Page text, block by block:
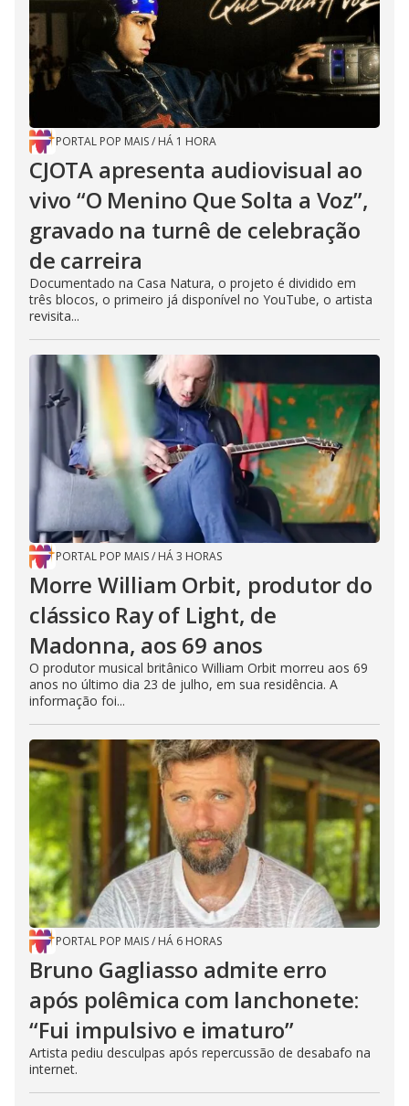
PORTAL POP MAIS/ HÁ 1 HORA
CJOTA apresenta audiovisual ao
vivo “O Menino Que Solta a Voz”,
gravado na turnê de celebração
de carreira
Documentado na Casa Natura, o projeto é dividido em
três blocos, o primeiro já disponível no YouTube, o artista
revisita...
PORTAL POP MAIS/ HÁ 3 HORAS
Morre William Orbit, produtor do
clássico Ray of Light, de
Madonna, aos 69 anos
O produtor musical britânico William Orbit morreu aos 69
anos no último dia 23 de julho, em sua residência. A
informação foi...
PORTAL POP MAIS/ HÁ 6 HORAS
Bruno Gagliasso admite erro
após polêmica com lanchonete:
“Fui impulsivo e imaturo”
Artista pediu desculpas após repercussão de desabafo na
internet.